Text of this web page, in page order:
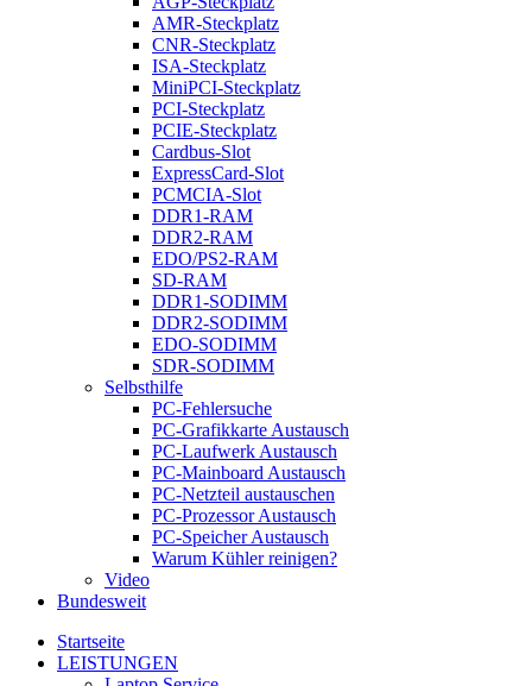
AMR-Steckplatz
CNR-Steckplatz
ISA-Steckplatz
MiniPCI-Steckplatz
PCI-Steckplatz
PCIE-Steckplatz
Cardbus-Slot
ExpressCard-Slot
PCMCIA-Slot
DDR1-RAM
DDR2-RAM
EDO/PS2-RAM
SD-RAM
DDR1-SODIMM
DDR2-SODIMM
EDO-SODIMM
SDR-SODIMM
Selbsthilfe
PC-Fehlersuche
PC-Grafikkarte Austausch
PC-Laufwerk Austausch
PC-Mainboard Austausch
PC-Netzteil austauschen
PC-Prozessor Austausch
PC-Speicher Austausch
Warum Kühler reinigen?
Video
Bundesweit
Startseite
LEISTUNGEN